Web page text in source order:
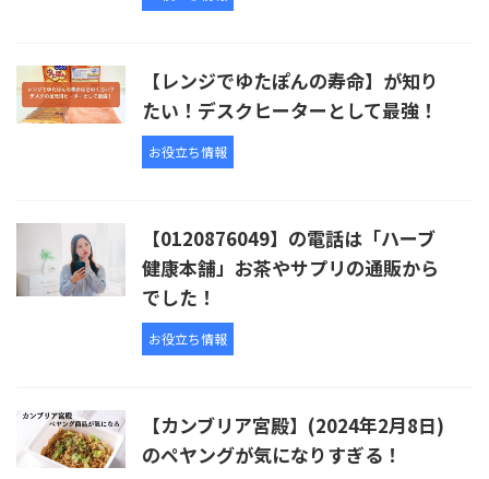
【レンジでゆたぽんの寿命】が知り
たい！デスクヒーターとして最強！
お役立ち情報
【0120876049】の電話は「ハーブ
健康本舗」お茶やサプリの通販から
でした！
お役立ち情報
【カンブリア宮殿】(2024年2月8日)
のペヤングが気になりすぎる！